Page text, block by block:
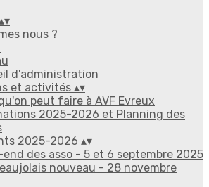
▾
nous ?
d'administration
et activités ▴▾
peut faire à AVF Evreux
2025-2026 et Planning des
2025-2026 ▴▾
end des asso - 5 et 6 septembre 2025
nouveau - 28 novembre